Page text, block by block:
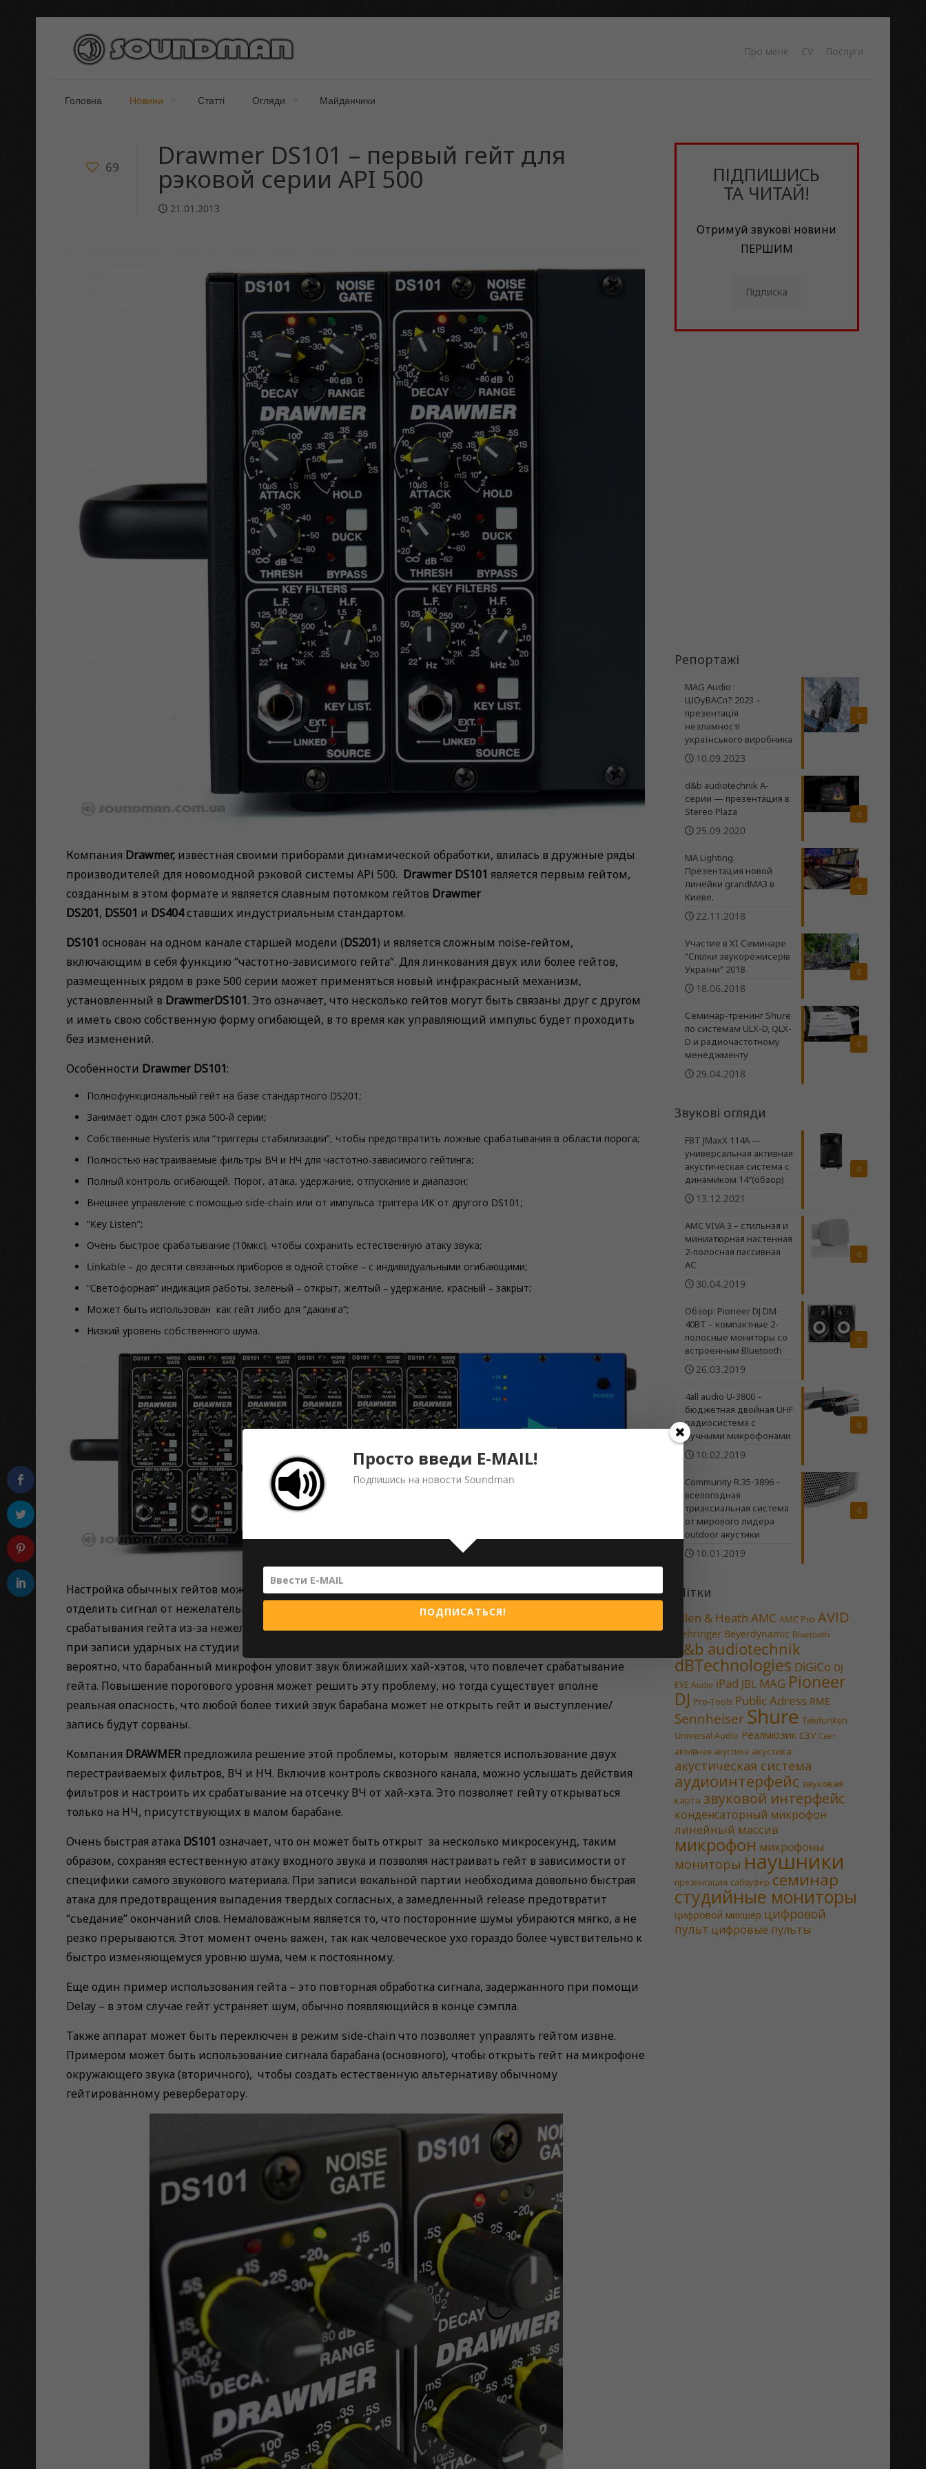
Головна Новини Статті Огляди Майданчики
Про мене CV Послуги
69 Drawmer DS101 – первый гейт для
рэковой серии API 500
21.01.2013
Компания Drawmer, известная своими приборами динамической обработки, влилась в дружные ряды
производителей для новомодной рэковой системы APi 500. Drawmer DS101 является первым гейтом,
созданным в этом формате и является славным потомком гейтов Drawmer
DS201, DS501 и DS404ставших индустриальным стандартом.
DS101 основан на одном канале старшей модели (DS201) и является сложным noise-гейтом,
включающим в себя функцию “частотно-зависимого гейта”. Для линкования двух или более гейтов,
размещенных рядом в рэке 500 серии может применяться новый инфракрасный механизм,
установленный в DrawmerDS101. Это означает, что несколько гейтов могут быть связаны друг с другом
и иметь свою собственную форму огибающей, в то время как управляющий импульс будет проходить
без изменений.
Особенности Drawmer DS101:
Полнофункциональный гейт на базе стандартного DS201;
Занимает один слот рэка 500-й серии;
Собственные Hysteris или “триггеры стабилизации”, чтобы предотвратить ложные срабатывания в области порога;
Полностью настраиваемые фильтры ВЧ и НЧ для частотно-зависимого гейтинга;
Полный контроль огибающей. Порог, атака, удержание, отпускание и диапазон;
Внешнее управление с помощью side-chain или от импульса триггера ИК от другого DS101;
“Key Listen”;
Очень быстрое срабатывание (10мкс), чтобы сохранить естественную атаку звука;
Linkable – до десяти связанных приборов в одной стойке – с индивидуальными огибающими;
“Светофорная” индикация работы, зеленый – открыт, желтый – удержание, красный – закрыт;
Может быть использован как гейт либо для “дакинга”;
Низкий уровень собственного шума.
Настройка обычных гейтов может быть утомительной и малоэффективной. Например, при попытке
отделить сигнал от нежелательных шумов и перекрестных помех, которых достаточно много, ложные
срабатывания гейта из-за нежелательных компонентов в звучании могут стать проблемой. Зачастую
при записи ударных на студии гейт используется для очистки звука малого барабана и вполне
вероятно, что барабанный микрофон уловит звук ближайших хай-хэтов, что повлечет срабатывание
гейта. Повышение порогового уровня может решить эту проблему, но тогда существует вполне
реальная опасность, что любой более тихий звук барабана может не открыть гейт и выступление/
запись будут сорваны.
Компания DRAWMERпредложила решение этой проблемы, которым является использование двух
перестраиваемых фильтров, ВЧ и НЧ. Включив контроль сквозного канала, можно услышать действия
фильтров и настроить их срабатывание на отсечку ВЧ от хай-хэта. Это позволяет гейту открываться
только на НЧ, присутствующих в малом барабане.
Очень быстрая атака DS101 означает, что он может быть открыт за несколько микросекунд, таким
образом, сохраняя естественную атаку входного звука и позволяя настраивать гейт в зависимости от
специфики самого звукового материала. При записи вокальной партии необходима довольно быстрая
атака для предотвращения выпадения твердых согласных, а замедленный release предотвратит
“съедание” окончаний слов. Немаловажным является то, что посторонние шумы убираются мягко, а не
резко прерываются. Этот момент очень важен, так как человеческое ухо гораздо более чувствительно к
быстро изменяющемуся уровню шума, чем к постоянному.
Еще один пример использования гейта – это повторная обработка сигнала, задержанного при помощи
Delay – в этом случае гейт устраняет шум, обычно появляющийся в конце сэмпла.
Также аппарат может быть переключен в режим side-chain что позволяет управлять гейтом извне.
Примером может быть использование сигнала барабана (основного), чтобы открыть гейт на микрофоне
окружающего звука (вторичного), чтобы создать естественную альтернативу обычному
гейтированному ревербератору.
ПІДПИШИСЬ
ТА ЧИТАЙ!
Отримуй звукові новини
ПЕРШИМ
Підписка
Репортажі
0
MAG Audio :
ШОуВАСп? 2023 –
презентація
незламності
українського виробника
10.09.2023
0
d&b audiotechnik A-
серии — презентация в
Stereo Plaza
25.09.2020
0
MA Lighting.
Презентация новой
линейки grandMA3 в
Киеве.
22.11.2018
0
Участие в XI Семинаре
“Спілки звукорежисерів
України” 2018
18.06.2018
0
Семинар-тренинг Shure
по системам ULX-D, QLX-
D и радиочастотному
менеджменту
29.04.2018
Звукові огляди
0
FBT JMaxX 114A —
универсальная активная
акустическая система с
динамиком 14″(обзор)
13.12.2021
0
AMC VIVA 3 – стильная и
миниатюрная настенная
2-полосная пасcивная
АС
30.04.2019
0
Обзор: Pioneer DJ DM-
40BT – компактные 2-
полосные мониторы со
встроенным Bluetooth
26.03.2019
0
4all audio U-3800 –
бюджетная двойная UHF
радиосистема c
ручными микрофонами
10.02.2019
0
Community R.35-3896 –
всепогодная
триаксиальная система
от мирового лидера
outdoor акустики
10.01.2019
Мітки
Allen & Heath AMC AMC Pro AVID
Behringer Beyerdynamic Bluetooth
d&b audiotechnik
dBTechnologies DiGiCo DJ
EVE Audio iPad JBL MAG Pioneer
DJ Pro-Tools Public Adress RME
Sennheiser Shure Telefunken
Universal Audio Реалмюзик СЗУ Свет
активная акустика акустика
акустическая система
аудиоинтерфейс звуковая
карта звуковой интерфейс
конденсаторный микрофон
линейный массив
микрофон микрофоны
мониторы наушники
презентация сабвуфер семинар
студийные мониторы
цифровой микшер цифровой
пульт цифровые пульты
Просто введи E-MAIL!
Подпишись на новости Soundman
ПОДПИСАТЬСЯ!